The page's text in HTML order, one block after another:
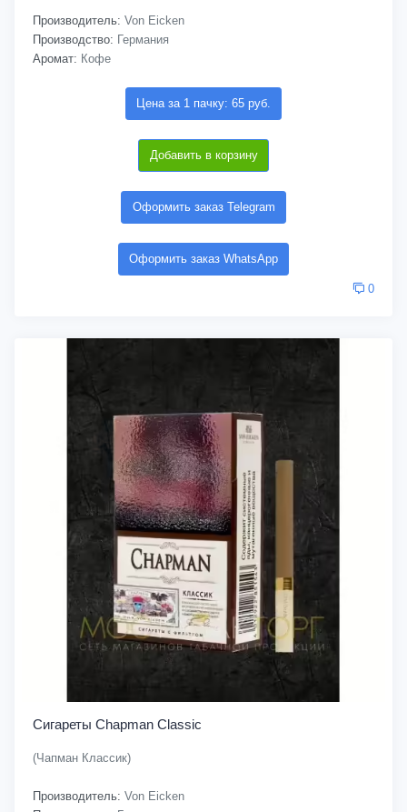
Производитель: Von Eicken
Производство: Германия
Аромат: Кофе
Цена за 1 пачку: 65 руб.
Добавить в корзину
Оформить заказ Telegram
Оформить заказ WhatsApp
0
Сигареты Chapman Classic
(Чапман Классик)
Производитель: Von Eicken